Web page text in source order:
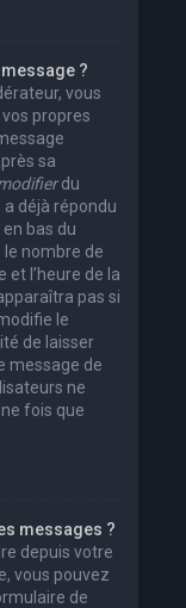
?
vous
propres
sa
du
a déjà répondu
bas du
le nombre de
et l’heure de la
pas si
le
de laisser
message de
ne
fois que
messages ?
depuis votre
vous pouvez
de